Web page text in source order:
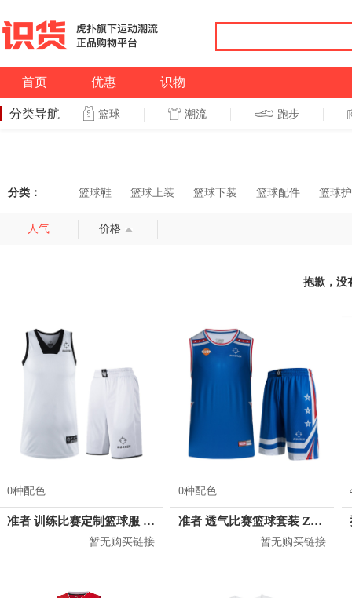
首页 优惠 识物
分类导航 篮球 潮流 跑步
分类： 篮球鞋 篮球上装 篮球下装 篮球配件 篮球
人气 价格
抱歉，没
0种配色
准者 训练比赛定制篮球服 Z17110105
暂无购买链接
0种配色
准者 透气比赛篮球套装 Z118210177
暂无购买链接